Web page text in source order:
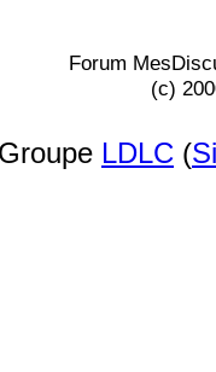
Forum
(c)
LDLC (